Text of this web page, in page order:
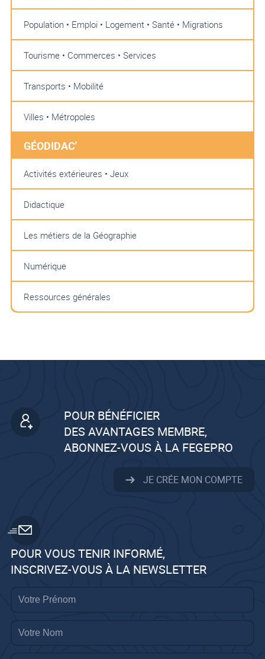
Population • Emploi • Logement • Santé • Migrations
Tourisme • Commerces • Services
Transports • Mobilité
Villes • Métropoles
GÉODIDAC'
Activités extérieures • Jeux
Didactique
Les métiers de la Géographie
Numérique
Ressources générales
POUR BÉNÉFICIER
DES AVANTAGES MEMBRE,
ABONNEZ-VOUS À LA FEGEPRO
JE CRÉE MON COMPTE
POUR VOUS TENIR INFORMÉ,
INSCRIVEZ-VOUS À LA NEWSLETTER